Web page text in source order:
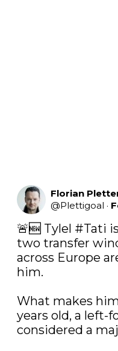
Florian
@Plettigoal ·
🚨🆕 Tylel #Tati
two transfer
across Europe
him.
What makes
years old, a left-
considered a